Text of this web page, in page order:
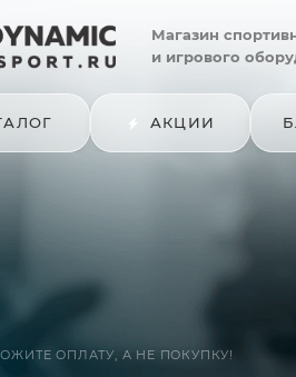
Магазин
и игрового
АКЦИИ
ОПЛАТУ, А НЕ ПОКУПКУ!